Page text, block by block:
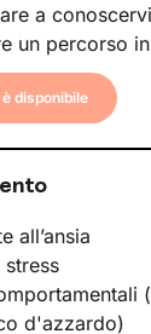
a
un percorso
disponibile
all’ansia
stress
d'azzardo)